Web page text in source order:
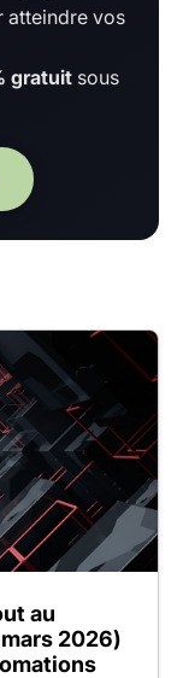
atteindre vos
gratuit sous
au
mars 2026)